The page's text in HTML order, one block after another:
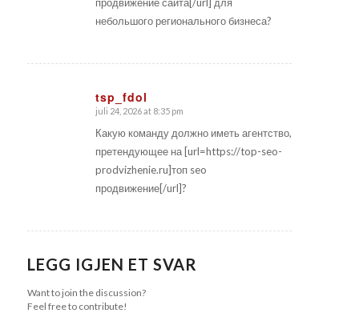
продвижение сайта[/url] для
небольшого регионального бизнеса?
tsp_fdol
says:
juli 24, 2026 at 8:35 pm
Какую команду должно иметь агентство,
претендующее на [url=https://top-seo-
prodvizhenie.ru]топ seo
продвижение[/url]?
LEGG IGJEN ET SVAR
Want to join the discussion?
Feel free to contribute!